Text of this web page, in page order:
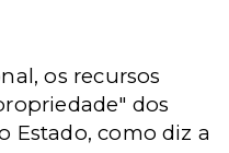
os recursos
dos
Estado, como diz a